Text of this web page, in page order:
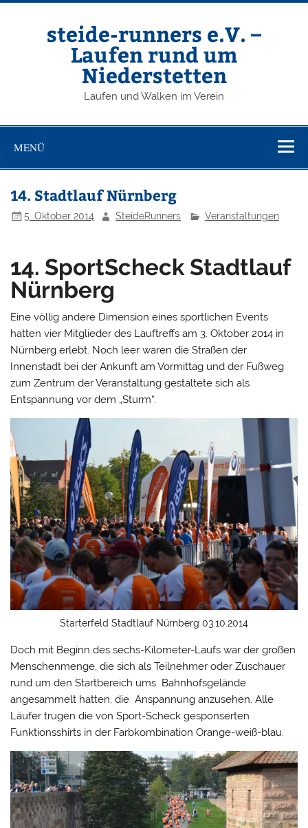
Zum
steide-runners e.V. –
Laufen rund um
Niederstetten
Laufen und Walken im Verein
MENÜ
14. Stadtlauf Nürnberg
5. Oktober 2014 SteideRunners Veranstaltungen
14. SportScheck Stadtlauf
Nürnberg
Eine völlig andere Dimension eines sportlichen Events
hatten vier Mitglieder des Lauftreffs am 3. Oktober 2014 in
Nürnberg erlebt. Noch leer waren die Straßen der
Innenstadt bei der Ankunft am Vormittag und der Fußweg
zum Zentrum der Veranstaltung gestaltete sich als
Entspannung vor dem „Sturm“.
Starterfeld Stadtlauf Nürnberg 03.10.2014
Doch mit Beginn des sechs-Kilometer-Laufs war der großen
Menschenmenge, die sich als Teilnehmer oder Zuschauer
rund um den Startbereich ums Bahnhofsgelände
angesammelt hatten, die Anspannung anzusehen. Alle
Läufer trugen die von Sport-Scheck gesponserten
Funktionsshirts in der Farbkombination Orange-weiß-blau.